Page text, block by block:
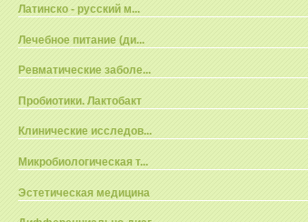
Латинско - русский м...
Лечебное питание (ди...
Ревматические заболе...
Пробиотики. Лактобакт
Клинические исследов...
Микробиологическая т...
Эстетическая медицина